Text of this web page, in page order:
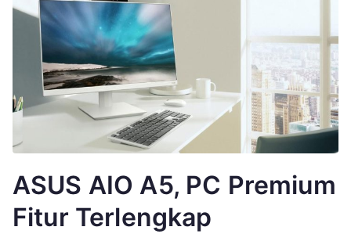
ASUS AIO A5, PC Premium
Fitur Terlengkap